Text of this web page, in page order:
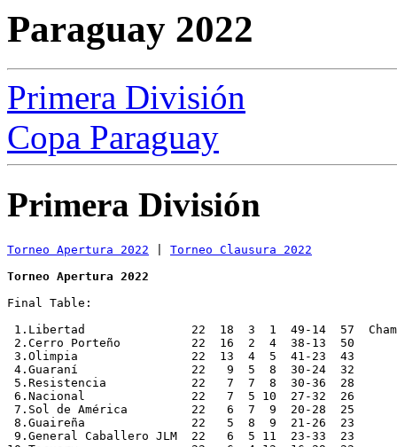
Paraguay 2022
Primera División
Copa Paraguay
Primera División
Torneo Apertura 2022
Torneo Clausura 2022
Torneo Apertura 2022